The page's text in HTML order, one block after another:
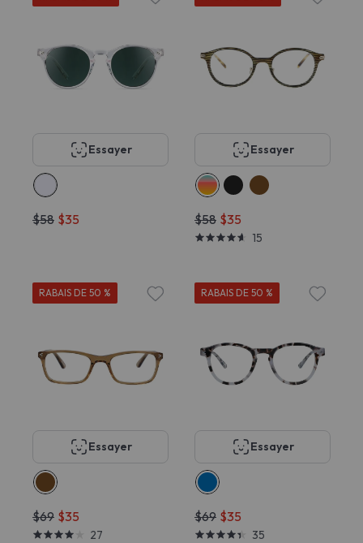
Essayer
$58 $35
Essayer
$58 $35
15
RABAIS DE 50 %
Essayer
$69 $35
27
RABAIS DE 50 %
Essayer
$69 $35
35